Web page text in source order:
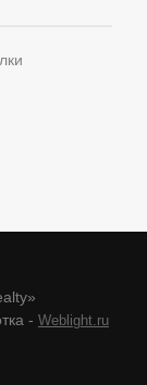
- Weblight.ru